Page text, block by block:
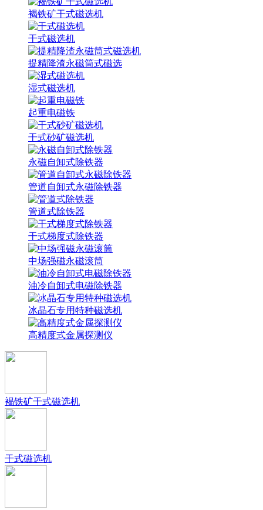
褐铁矿干式磁选机
干式磁选机
提精降渣永磁筒式磁选
湿式磁选机
起重电磁铁
干式砂矿磁选机
永磁自卸式除铁器
管道自卸式永磁除铁器
管道式除铁器
干式梯度式除铁器
中场强磁永磁滚筒
油冷自卸式电磁除铁器
冰晶石专用特种磁选机
高精度式金属探测仪
褐铁矿干式磁选机
干式磁选机